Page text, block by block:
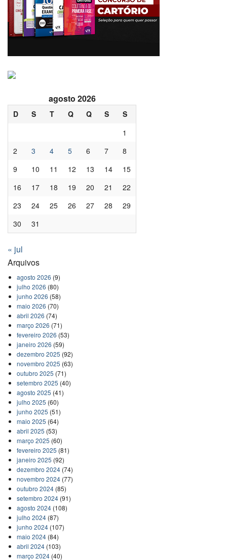
agosto 2026
D S T Q Q S
S
1
2
3 4 5 6 7
8
9
10 11 12 13 14
15
16
17 18 19 20 21
22
23
24 25 26 27 28
29
30
31
« jul
Arquivos
agosto 2026 (9)
julho 2026 (80)
junho 2026 (58)
maio 2026 (70)
abril 2026 (74)
março 2026 (71)
fevereiro 2026 (53)
janeiro 2026 (59)
dezembro 2025 (92)
novembro 2025 (63)
outubro 2025 (71)
setembro 2025 (40)
agosto 2025 (41)
julho 2025 (60)
junho 2025 (51)
maio 2025 (64)
abril 2025 (53)
março 2025 (60)
fevereiro 2025 (81)
janeiro 2025 (92)
dezembro 2024(74)
novembro 2024(77)
outubro 2024(85)
setembro 2024(91)
agosto 2024(108)
julho 2024(87)
junho 2024(107)
maio 2024(84)
abril 2024(103)
março 2024(40)